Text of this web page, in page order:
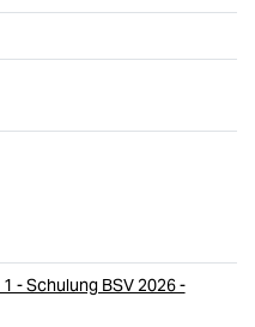
- Schulung BSV 2026 -